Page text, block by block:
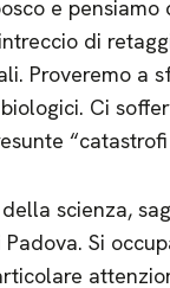
e
di
Proveremo
Ci
scienza,
Padova. Si